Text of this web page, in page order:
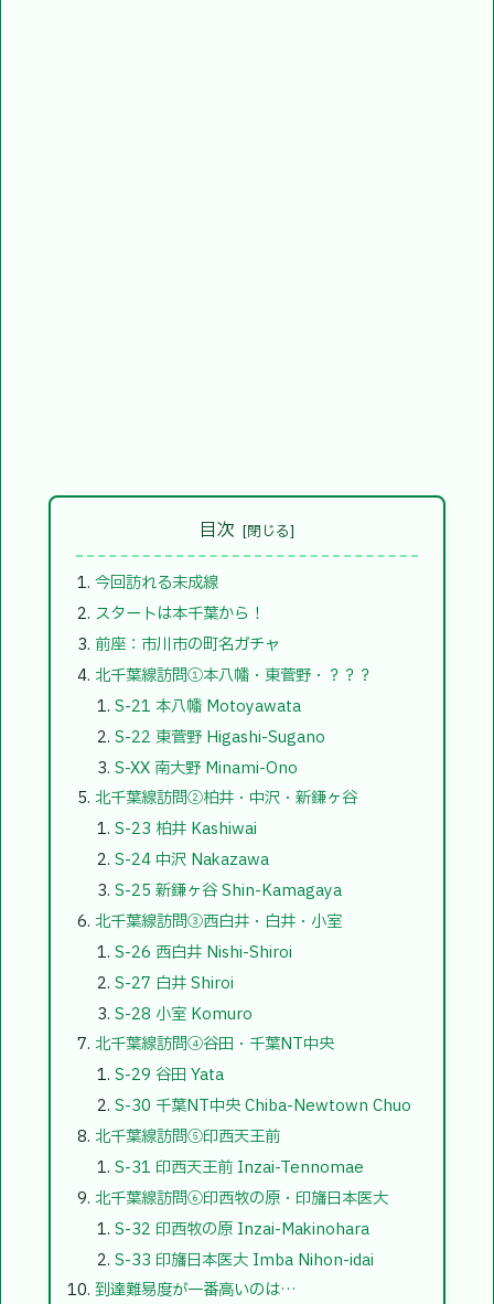
目次
今回訪れる未成線
スタートは本千葉から！
前座：市川市の町名ガチャ
北千葉線訪問①本八幡・東菅野・？？？
S-21 本八幡 Motoyawata
S-22 東菅野 Higashi-Sugano
S-XX 南大野 Minami-Ono
北千葉線訪問②柏井・中沢・新鎌ヶ谷
S-23 柏井 Kashiwai
S-24 中沢 Nakazawa
S-25 新鎌ヶ谷 Shin-Kamagaya
北千葉線訪問③西白井・白井・小室
S-26 西白井 Nishi-Shiroi
S-27 白井 Shiroi
S-28 小室 Komuro
北千葉線訪問④谷田・千葉NT中央
S-29 谷田 Yata
S-30 千葉NT中央 Chiba-Newtown Chuo
北千葉線訪問⑤印西天王前
S-31 印西天王前 Inzai-Tennomae
北千葉線訪問⑥印西牧の原・印旛日本医大
S-32 印西牧の原 Inzai-Makinohara
S-33 印旛日本医大 Imba Nihon-idai
到達難易度が一番高いのは…